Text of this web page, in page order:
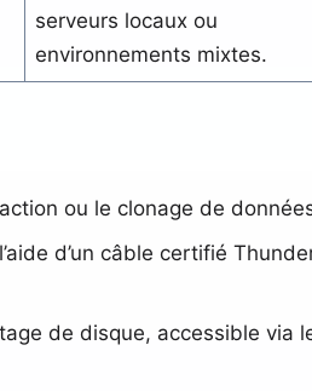
serveurs locaux ou
environnements mixtes.
ou le clonage de
d’un câble certifié
de disque, accessible via